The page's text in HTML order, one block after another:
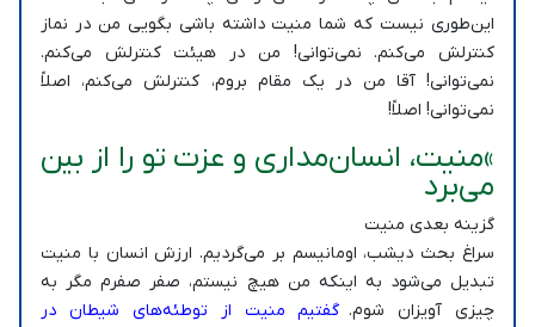
این‌طوری نیست که شما منیت داشته باشی بگویی من در نماز
کنترلش می‌کنم. نمی‌توانی! من در هیئت کنترلش می‌کنم.
نمی‌توانی! آقا من در یک مقام بروم، کنترلش می‌کنم، اصلاً
نمی‌توانی! اصلاً!
»منیت، انسان‌مداری و عزت تو را از بین
می‌برد
گزینه بعدی منیت
سراغ بحث دیشب، اومانیسم بر می‌گردیم. ارزش انسان با منیت
تبدیل می‌شود به اینکه من هیچ نیستم، صفر صفرم مگر به
چیزی آویزان شوم. گفتیم منیت از توطئه‌های شیطان در